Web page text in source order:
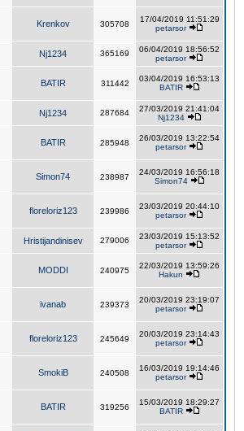
Krenkov 305708
17/04/2019 11:51:29
petarsor
Nj1234 365169
06/04/2019 18:56:52
petarsor
BATIR 311442
03/04/2019 16:53:13
BATIR
Nj1234 287684
27/03/2019 21:41:04
Nj1234
BATIR 285948
26/03/2019 13:22:54
petarsor
Simon74 238987
24/03/2019 16:56:18
Simon74
floreloriz123 239986
23/03/2019 20:44:10
petarsor
Hristijandinisev 279006
23/03/2019 15:13:52
petarsor
MODDI 240975
22/03/2019 13:59:26
Hakun
ivanab 239373
20/03/2019 23:19:07
petarsor
floreloriz123 245649
20/03/2019 23:14:43
petarsor
SmokiB 240508
16/03/2019 19:14:46
petarsor
BATIR 319256
15/03/2019 18:29:27
BATIR